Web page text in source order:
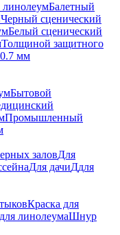
Балетный
Черный сценический
Белый сценический
Толщиной защитного
мм
Бытовой
Промышленный
заловДля
Для дачиДдля
Краска для
линолеумаШнур